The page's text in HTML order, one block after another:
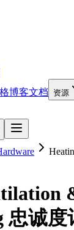
博客文档 资源
忠诚度